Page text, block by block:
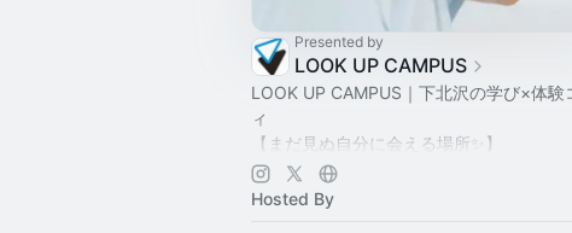
Presented by
LOOK UP CAMPUS
LOOK UP CAMPUS｜下北沢の学び×体験
ィ
【まだ見ぬ自分に会える場所✨】
ヨガ・ダンス・演劇からビジネスセミナ
多彩なイベントを毎月開催中🎭
Hosted By